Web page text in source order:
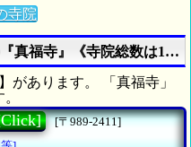
寺院
真福寺』《寺院総数は109
があります。 「真福寺」
[〒989-2411]